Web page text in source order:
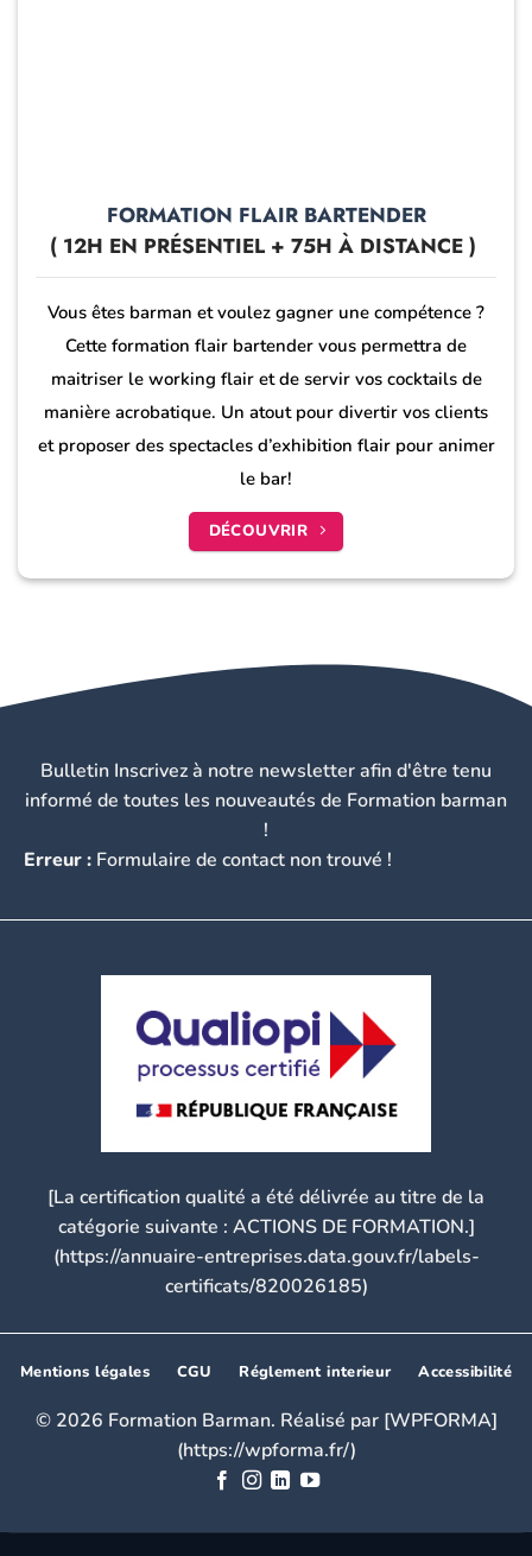
FORMATION FLAIR BARTENDER
( 12H EN PRÉSENTIEL + 75H À DISTANCE )
Vous êtes barman et voulez gagner une compétence ?
Cette formation flair bartender vous permettra de
maitriser le working flair et de servir vos cocktails de
manière acrobatique. Un atout pour divertir vos clients
et proposer des spectacles d’exhibition flair pour animer
le bar!
DÉCOUVRIR
Bulletin Inscrivez à notre newsletter afin d'être tenu
informé de toutes les nouveautés de Formation barman
!
Erreur : Formulaire de contact non trouvé !
[La certification qualité a été délivrée au titre de la
catégorie suivante : ACTIONS DE FORMATION.]
(https://annuaire-entreprises.data.gouv.fr/labels-
certificats/820026185)
Mentions légales CGU Réglement interieur Accessibilité
© 2026 Formation Barman. Réalisé par [WPFORMA]
(https://wpforma.fr/)